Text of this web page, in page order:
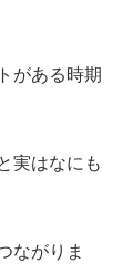
がある時期
実はなにも
ながりま